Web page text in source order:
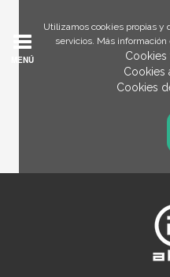
Utilizamos cookies propias y
servicios. Más
Cookies
Cookies
Cookies
MENÚ